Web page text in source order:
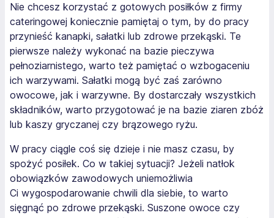
Nie chcesz korzystać z gotowych posiłków z firmy
cateringowej koniecznie pamiętaj o tym, by do pracy
przynieść kanapki, sałatki lub zdrowe przekąski. Te
pierwsze należy wykonać na bazie pieczywa
pełnoziarnistego, warto też pamiętać o wzbogaceniu
ich warzywami. Sałatki mogą być zaś zarówno
owocowe, jak i warzywne. By dostarczały wszystkich
składników, warto przygotować je na bazie ziaren zbóż
lub kaszy gryczanej czy brązowego ryżu.
W pracy ciągle coś się dzieje i nie masz czasu, by
spożyć posiłek. Co w takiej sytuacji? Jeżeli natłok
obowiązków zawodowych uniemożliwia
Ci wygospodarowanie chwili dla siebie, to warto
sięgnąć po zdrowe przekąski. Suszone owoce czy